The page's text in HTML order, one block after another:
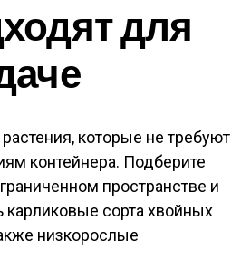
для
которые не требуют
контейнера. Подберите
пространстве и
карликовые сорта хвойных
низкорослые